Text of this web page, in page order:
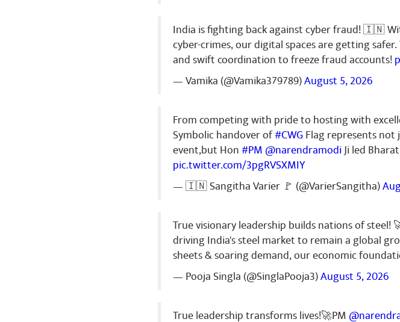
షేర్ చేయండి
Anish Patel November 03, 2025
షేర్ చేయండి
Anish Patel November 03, 2025
27282992929
India is fighting back against cyber fraud! 🇮🇳
cyber-crimes, our digital spaces are getting safer.
and swift coordination to freeze fraud accounts!
— Vamika (@Vamika379789)August 5, 2026
From competing with pride to hosting with
Symbolic handover of#CWG Flag represents
event,but Hon#PM @narendramodiJi led
pic.twitter.com/3pgRVSXMIY
— 🇮🇳 Sangitha Varier 🚩 (@VarierSangitha)
True visionary leadership builds nations of steel!
driving India's steel market to remain a global
sheets & soaring demand, our economic
— Pooja Singla (@SinglaPooja3)August 5, 2026
True leadership transforms lives!🚀PM